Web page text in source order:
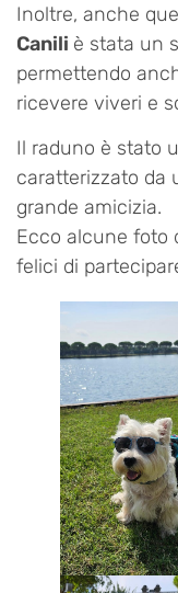
Inoltre, anche
Canili è stata un
permettendo
ricevere viveri e
Il raduno è stato
caratterizzato da
grande amicizia.
Ecco alcune foto
felici di